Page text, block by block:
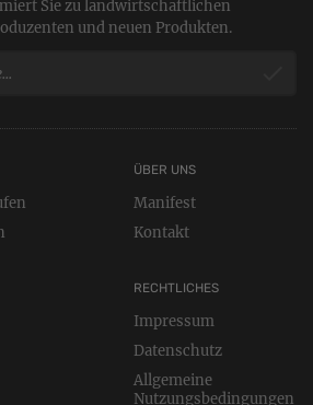
Sie zu landwirtschaftlichen
und neuen Produkten.
RECHTLICHES
Impressum
Datenschutz
Allgemeine
Nutzungsbedingungen
ÜBER UNS
Manifest
Kontakt